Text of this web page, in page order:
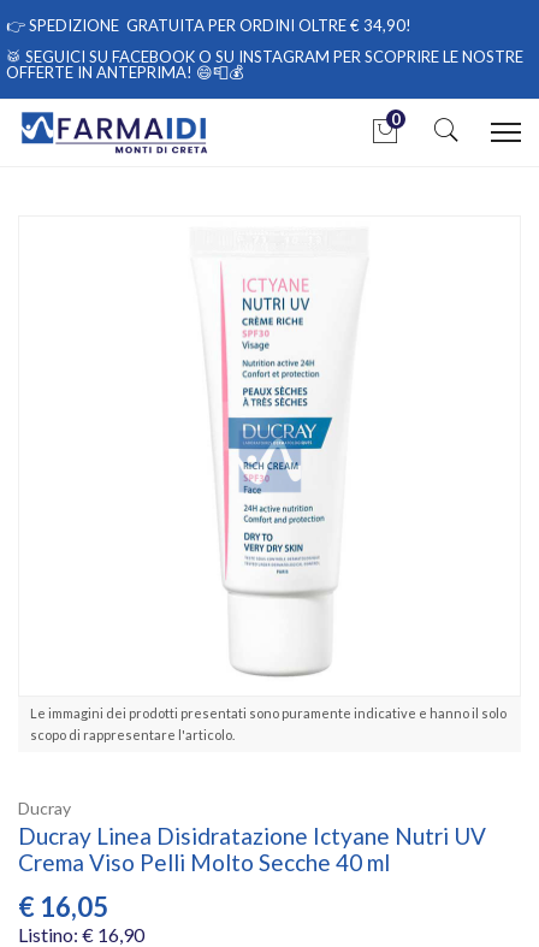
👉SPEDIZIONE GRATUITA PER ORDINI OLTRE € 34,90!
🥁 SEGUICI SU FACEBOOKO SU INSTAGRAM PER SCOPRIRE LE NOSTRE
OFFERTE IN ANTEPRIMA! 😄📮💰
0
Le immagini dei prodotti presentati sono puramente indicative e hanno il solo
scopo di rappresentare l'articolo.
Ducray
Ducray Linea Disidratazione Ictyane Nutri UV
Crema Viso Pelli Molto Secche 40 ml
€ 16,05
Listino: € 16,90